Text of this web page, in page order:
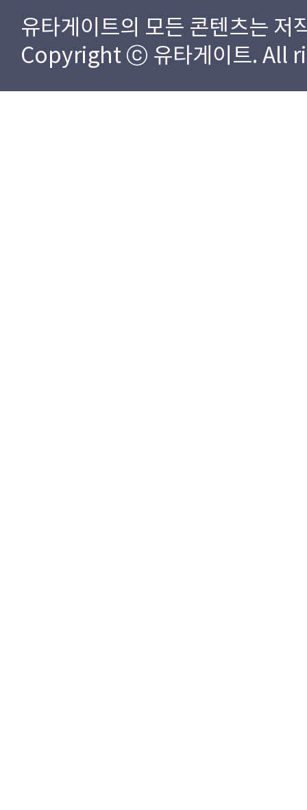
유타게이트의 모든 콘텐츠는 저
Copyright ⓒ 유타게이트. All